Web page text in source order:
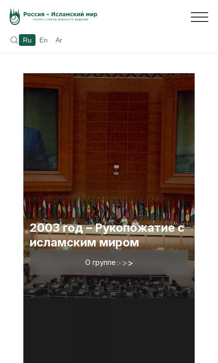
Ru En Ar
2003 год – Рукопожатие с
исламским миром
О группе>>>